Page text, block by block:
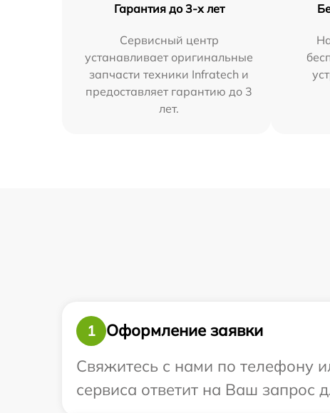
Гарантия до 3-х лет
Сервисный центр
устанавливает оригинальные
запчасти техники Infratech и
предоставляет гарантию до 3
лет.
1
Оформление заявки
Свяжитесь с нами по телефону
сервиса ответит на Ваш запрос